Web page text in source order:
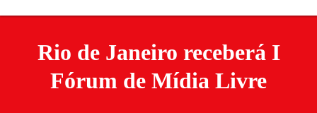
Rio de Janeiro receberá I
Fórum de Mídia Livre